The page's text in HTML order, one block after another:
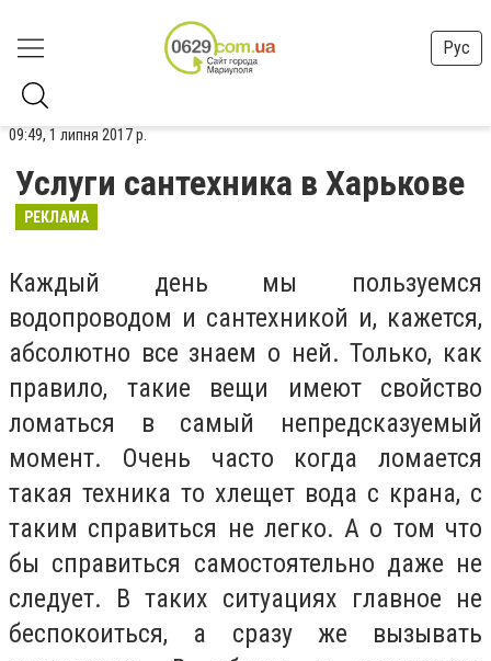
Рус
09:49, 1 липня 2017 р.
Услуги сантехника в Харькове
РЕКЛАМА
Каждый день мы пользуемся
водопроводом и сантехникой и, кажется,
абсолютно все знаем о ней. Только, как
правило, такие вещи имеют свойство
ломаться в самый непредсказуемый
момент. Очень часто когда ломается
такая техника то хлещет вода с крана, с
таким справиться не легко. А о том что
бы справиться самостоятельно даже не
следует. В таких ситуациях главное не
беспокоиться, а сразу же вызывать